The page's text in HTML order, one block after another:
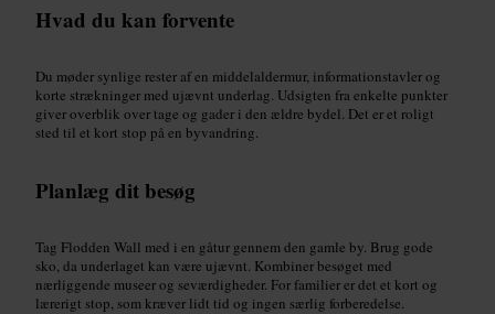
Hvad du kan forvente
Du møder synlige rester af en middelaldermur, informationstavler og
korte strækninger med ujævnt underlag. Udsigten fra enkelte punkter
giver overblik over tage og gader i den ældre bydel. Det er et roligt
sted til et kort stop på en byvandring.
Planlæg dit besøg
Tag Flodden Wall med i en gåtur gennem den gamle by. Brug gode
sko, da underlaget kan være ujævnt. Kombiner besøget med
nærliggende museer og seværdigheder. For familier er det et kort og
lærerigt stop, som kræver lidt tid og ingen særlig forberedelse.